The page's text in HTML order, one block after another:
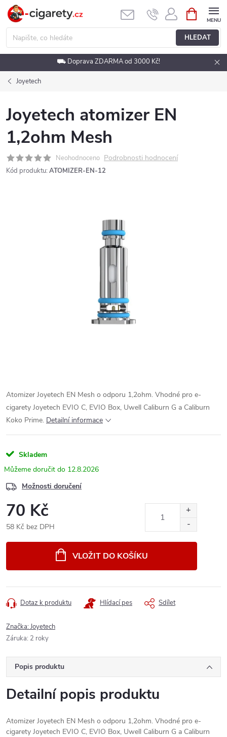
Přejít
obsah
HLEDAT
NÁKUPNÍ
KOŠÍK
⛟ Doprava ZDARMA od 3000 Kč!
Joyetech
Joyetech atomizer EN
1,2ohm Mesh
Neohodnoceno Podrobnosti hodnocení
Kód produktu: ATOMIZER-EN-12
Atomizer Joyetech EN Mesh o odporu 1,2ohm. Vhodné pro e-
cigarety Joyetech EVIO C, EVIO Box, Uwell Caliburn G a Caliburn
Koko Prime. Detailní informace
Skladem
12.8.2026
Možnosti doručení
70 Kč
58 Kč bez DPH
VLOŽIT DO KOŠÍKU
Dotaz k produktu Hlídací pes Sdílet
Značka:Joyetech
Záruka: 2 roky
Popis produktu
Detailní popis produktu
Atomizer Joyetech EN Mesh o odporu 1,2ohm. Vhodné pro e-
cigarety Joyetech EVIO C, EVIO Box, Uwell Caliburn G a Caliburn